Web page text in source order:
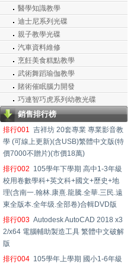
醫學知識教學
迪士尼系列光碟
親子教學光碟
汽車資料維修
烹飪美食糕點教學
武術舞蹈瑜伽教學
賭術催眠腦力開發
巧連智巧虎系列幼教光碟
銷售排行榜
排行001 吉祥坊 20套專業 專業影音教
學 (可線上更新)(含USB)繁體中文版(特
價7000不贈片)(市價18萬)
排行002 105學年下學期 高中1-3年級
校用卷數學科+英文科+國文+歷史+地
理(含南一.翰林.康熹.龍騰.全華.三民.遠
東全版本.全年级.全部卷)合輯DVD版
排行003 Autodesk AutoCAD 2018 x3
2/x64 電腦輔助製造工具 繁體中文破解
版
排行004 105學年上學期 國小1-6年級